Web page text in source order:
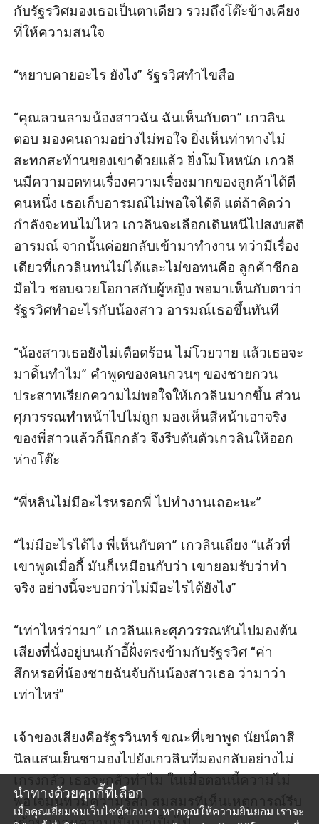
นำทางด้วยคุกกี้ที่เลือก
เมื่อคุณเยี่ยมชมเว็บไซต์ของเรา หากคุณให้ความยินยอม เราจะ
กับรัฐรวิศมองเธอเป็นตาเดียว รวมถึงโต๊ะข้างเคียง
ที่ให้ความสนใจ
“หยาบคายอะไร ยังไง” รัฐรวิศทำไขสือ
“คุณลวนลามน้องสาวฉัน ฉันเห็นกับตา” เกวลิน
ตอบ มองคนถามอย่างไม่พอใจ ยิ่งเห็นท่าทางไม่
สะทกสะท้านของเขาด้วยแล้ว ยิ่งโมโหหนัก เกวลิ
นมีความอดทนเรื่องความเรื่องมากของลูกค้าได้ดี
คนหนึ่ง เธอเก็บอารมณ์ไม่พอใจได้ดี แต่ถ้าคิดว่า
กำลังจะทนไม่ไหว เกวลินจะเลือกเดินหนีไปสงบสติ
อารมณ์ จากนั้นค่อยกลับเข้ามาทำงาน ทว่ามีเรื่อง
เดียวที่เกวลินทนไม่ได้และไม่ขอทนคือ ลูกค้าชีกอ
มือไว ชอบฉวยโอกาสกับผู้หญิง พอมาเห็นกับตาว่า
รัฐรวิศทำอะไรกับน้องสาว อารมณ์เธอขึ้นทันที
“น้องสาวเธอยังไม่เดือดร้อน ไม่โวยวาย แล้วเธอจะ
มาดิ้นทำไม” คำพูดของคนกวนๆ ของชายกวน
ประสาทเรียกความไม่พอใจให้เกวลินมากขึ้น ส่วน
ศุภวรรณทำหน้าไปไม่ถูก มองเห็นสีหน้าเอาจริง
ของพี่สาวแล้วก็นึกกลัว จึงรีบดันตัวเกวลินให้ออก
ห่างโต๊ะ
“พี่หลินไม่มีอะไรหรอกพี่ ไปทำงานเถอะนะ”
“ไม่มีอะไรได้ไง พี่เห็นกับตา” เกวลินเถียง “แล้วที่
เขาพูดเมื่อกี้ มันก็เหมือนกับว่า เขายอมรับว่าทำ
จริง อย่างนี้จะบอกว่าไม่มีอะไรได้ยังไง”
“เท่าไหร่ว่ามา” เกวลินและศุภวรรณหันไปมองต้น
เสียงที่นั่งอยู่บนเก้าอี้ฝั่งตรงข้ามกับรัฐรวิศ “ค่า
สึกหรอที่น้องชายฉันจับก้นน้องสาวเธอ ว่ามาว่า
เท่าไหร่”
เจ้าของเสียงคือรัฐรวินทร์ ขณะที่เขาพูด นัยน์ตาสี
นิลแสนเย็นชามองไปยังเกวลินที่มองกลับอย่างไม่
เกรงกลัว เธอจะกลัวทำไม ในเมื่อตอนนี้ความไม่
พอใจมันท่วมความรู้สึก สมสมรที่เห็นเหตุการณ์รีบ